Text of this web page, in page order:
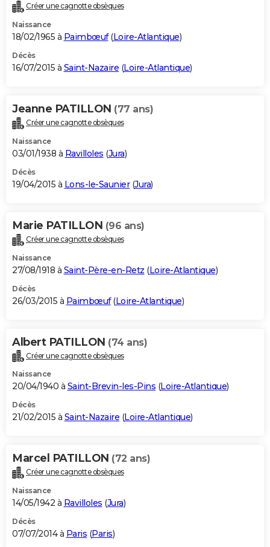
Créer une cagnotte obsèques
Naissance
18/02/1965 à Paimbœuf(Loire-Atlantique)
Décès
16/07/2015 à Saint-Nazaire (Loire-Atlantique)
Jeanne PATILLON (77 ans)
Créer une cagnotte obsèques
Naissance
03/01/1938 à Ravilloles (Jura)
Décès
19/04/2015 à Lons-le-Saunier(Jura)
Marie PATILLON (96 ans)
Créer une cagnotte obsèques
Naissance
27/08/1918 à Saint-Père-en-Retz (Loire-Atlantique)
Décès
26/03/2015 à Paimbœuf(Loire-Atlantique)
Albert PATILLON (74 ans)
Créer une cagnotte obsèques
Naissance
20/04/1940 à Saint-Brevin-les-Pins (Loire-Atlantique)
Décès
21/02/2015 à Saint-Nazaire (Loire-Atlantique)
Marcel PATILLON (72 ans)
Créer une cagnotte obsèques
Naissance
14/05/1942 à Ravilloles (Jura)
Décès
07/07/2014 à Paris (Paris)